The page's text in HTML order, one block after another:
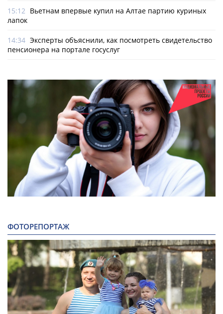
15:12 Вьетнам впервые купил на Алтае партию куриных
лапок
14:34 Эксперты объяснили, как посмотреть свидетельство
пенсионера на портале госуслуг
ФОТОРЕПОРТАЖ